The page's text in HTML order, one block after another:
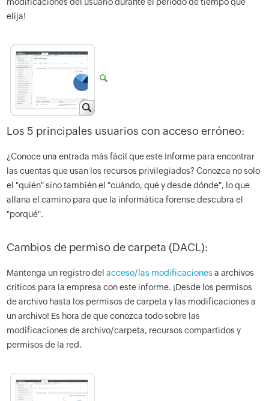
elija!
Los 5 principales usuarios con acceso erróneo:
¿Conoce una entrada más fácil que este Informe para encontrar
las cuentas que usan los recursos privilegiados? Conozca no solo
el "quién" sino también el "cuándo, qué y desde dónde", lo que
allana el camino para que la informática forense descubra el
"porqué".
Cambios de permiso de carpeta (DACL):
Mantenga un registro delacceso/las modificaciones a archivos
críticos para la empresa con este informe. ¡Desde los permisos
de archivo hasta los permisos de carpeta y las modificaciones a
un archivo! Es hora de que conozca todo sobre las
modificaciones de archivo/carpeta, recursos compartidos y
permisos de la red.